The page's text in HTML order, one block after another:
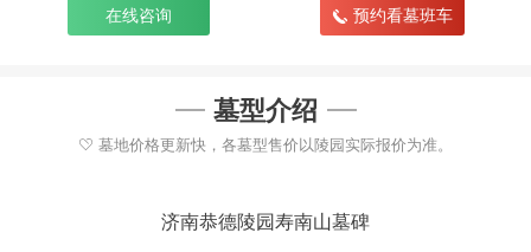
在线咨询 预约看墓班车
墓型介绍
墓地价格更新快，各墓型售价以陵园实际报价为准。
济南恭德陵园寿南山墓碑